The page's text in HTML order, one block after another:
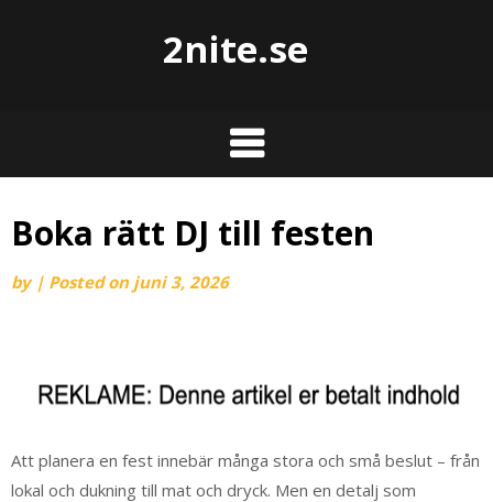
2nite.se
Boka rätt DJ till festen
by | Posted on juni 3, 2026
Att planera en fest innebär många stora och små beslut – från
lokal och dukning till mat och dryck. Men en detalj som